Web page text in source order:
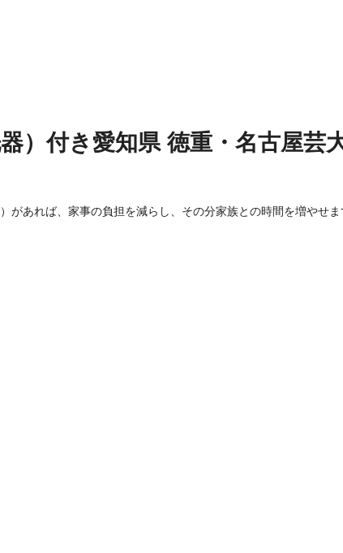
）付き愛知県 徳重・名古屋芸
があれば、家事の負担を減らし、その分家族との時間を増やせ